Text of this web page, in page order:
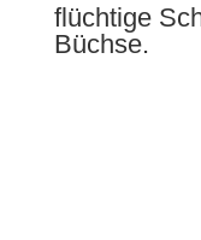
flüchtige
Büchse.